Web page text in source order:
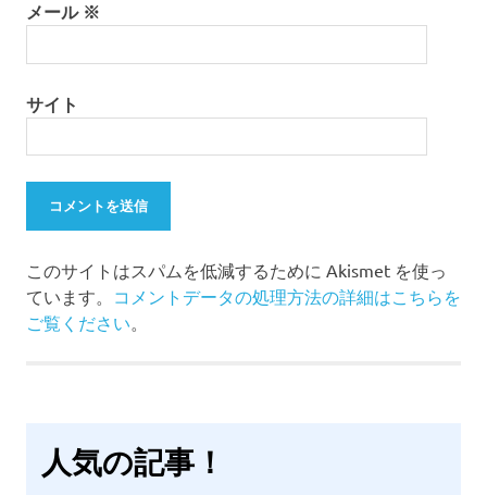
メール ※
サイト
このサイトはスパムを低減するために Akismet を使っ
ています。 コメントデータの処理方法の詳細はこちらを
ご覧ください。
人気の記事！